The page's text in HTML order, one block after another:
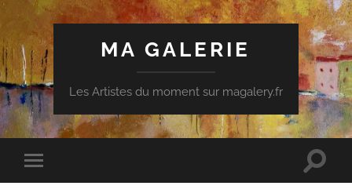
MA GALERIE
Les Artistes du moment sur magalery.fr
Toggle
mobile
Toggle